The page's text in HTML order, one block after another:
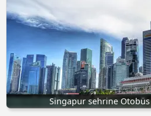
Singapur sehrine Otobüs